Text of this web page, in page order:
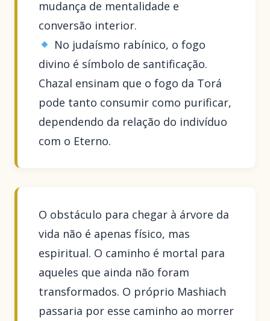
mudança de mentalidade e
conversão interior.
No judaísmo rabínico, o fogo
divino é símbolo de santificação.
Chazal ensinam que o fogo da Torá
pode tanto consumir como purificar,
dependendo da relação do indivíduo
com o Eterno.
O obstáculo para chegar à árvore da
vida não é apenas físico, mas
espiritual. O caminho é mortal para
aqueles que ainda não foram
transformados. O próprio Mashiach
passaria por esse caminho ao morrer